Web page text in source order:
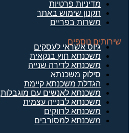
מדיניות פרטיות
תקנון שימוש באתר
משרות בפריים
שירותים נוספים
גיוס אשראי לעסקים
משכנתא חוץ בנקאית
משכנתא לדירה שנייה
סילוק משכנתא
הגדלת משכנתא קיימת
משכנתא לאנשים עם מוגבלות
משכנתא לבנייה עצמית
משכנתא לרווקים
משכנתא למסורבים